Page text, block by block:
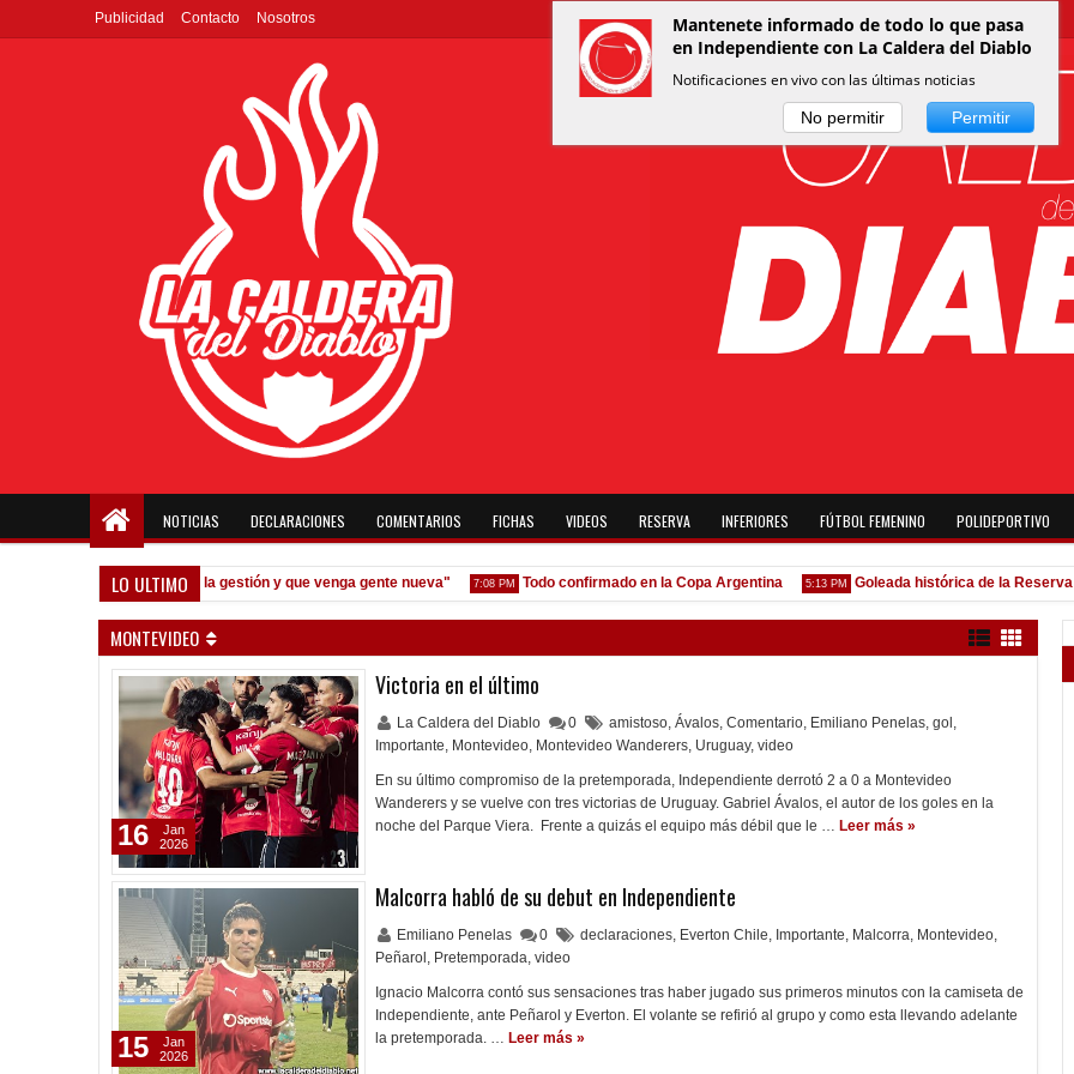
Publicidad Contacto Nosotros
NOTICIAS DECLARACIONES COMENTARIOS FICHAS VIDEOS RESERVA INFERIORES FÚTBOL FEMENINO POLIDEPORTIVO
LO ULTIMO
Seoane: "Prefiero dejar la gestión y que venga gente nueva" 7:08 PM Todo confirmado en la Copa Argentina 5:13 PM Goleada histórica de la Reserva
MONTEVIDEO
Victoria en el último
La Caldera del Diablo 0 amistoso, Ávalos, Comentario, Emiliano Penelas, gol ,
Importante, Montevideo, Montevideo Wanderers, Uruguay, video
En su último compromiso de la pretemporada, Independiente derrotó 2 a 0 a Montevideo
Wanderers y se vuelve con tres victorias de Uruguay. Gabriel Ávalos, el autor de los goles en la
noche del Parque Viera. Frente a quizás el equipo más débil que le … Leer más »
16
Jan
2026
Malcorra habló de su debut en Independiente
Emiliano Penelas 0 declaraciones, Everton Chile, Importante, Malcorra, Montevideo,
Peñarol , Pretemporada, video
Ignacio Malcorra contó sus sensaciones tras haber jugado sus primeros minutos con la camiseta de
Independiente, ante Peñarol y Everton. El volante se refirió al grupo y como esta llevando adelante
la pretemporada. … Leer más »
15
Jan
2026
Mantenete informado de todo lo que pasa
en Independiente con La Caldera del Diablo
Notificaciones en vivo con las últimas noticias
No permitir Permitir